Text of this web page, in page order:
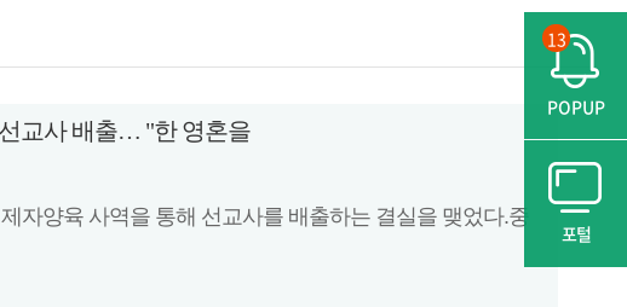
POPUP
13
포털
교사 배출… "한 영혼을
자양육 사역을 통해 선교사를 배출하는 결실을 맺었다.중